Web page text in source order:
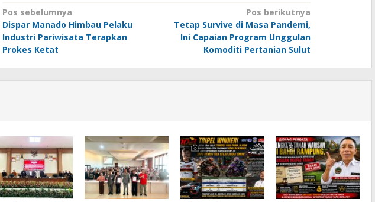
Navigasi
pos
Pos sebelumnya
Dispar Manado Himbau Pelaku
Industri Pariwisata Terapkan
Prokes Ketat
Pos berikutnya
Tetap Survive di Masa Pandemi,
Ini Capaian Program Unggulan
Komoditi Pertanian Sulut